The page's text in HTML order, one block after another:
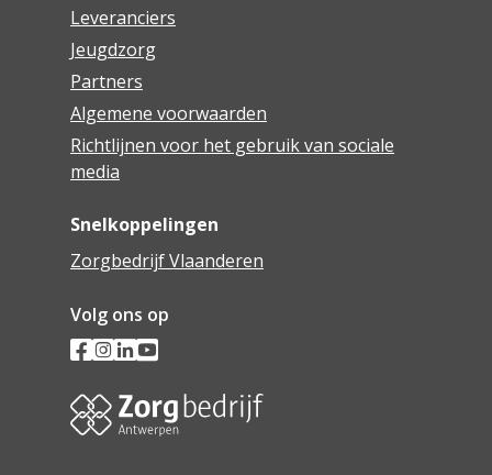
Leveranciers
Jeugdzorg
Partners
Algemene voorwaarden
Richtlijnen voor het gebruik van sociale
media
Snelkoppelingen
Zorgbedrijf Vlaanderen
Volg ons op